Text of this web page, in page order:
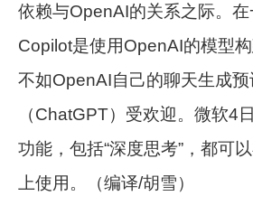
依赖与OpenAI的关系之际。在
Copilot是使用OpenAI的模型
不如OpenAI自己的聊天生成
（ChatGPT）受欢迎。微软4
功能，包括“深度思考”，都可
上使用。（编译/胡雪）